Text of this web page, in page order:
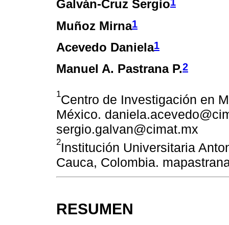
Galván-Cruz Sergio1
Muñoz Mirna1
Acevedo Daniela1
Manuel A. Pastrana P.2
1Centro de Investigación en
México.
sergio.galvan@cimat.mx
2Institución Universitaria
Cauca, Colombia.
RESUMEN